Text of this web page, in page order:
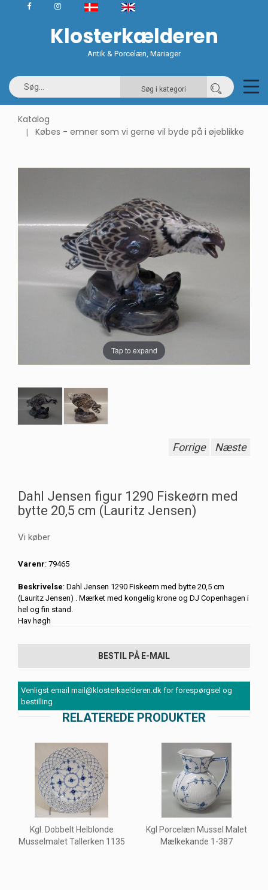
Klosterkælderen
Antik & Porcelæn, Mariager
Søg i kategori
Katalog
Købes - emner som vi gerne vil byde på i øjeblikke
Tap to expand
Forrige Næste
Dahl Jensen figur 1290 Fiskeørn med
bytte 20,5 cm (Lauritz Jensen)
Vi køber
Varenr: 79465
Beskrivelse: Dahl Jensen 1290 Fiskeørn med bytte 20,5 cm
(Lauritz Jensen) . Mærket med kongelig krone og DJ Copenhagen i
hel og fin stand.
Hav høgh
BESTIL PÅ E-MAIL
Venligst email mail@klosterkaelderen.dk for forespørgsel og
bestilling
RELATEREDE PRODUKTER
Kgl. Dobbelt Helblonde
Musselmalet Tallerken 1135
Kgl Porcelæn Mussel Malet
Mælkekande 1-387